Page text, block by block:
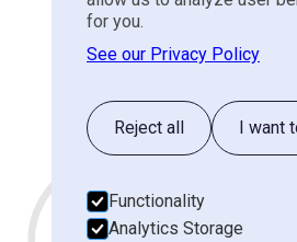
for you.
See our Privacy Policy
Reject all I want
Functionality
Analytics Storage
f410
Zeer laag geluidsniveau
Schaafbreedte 410 /